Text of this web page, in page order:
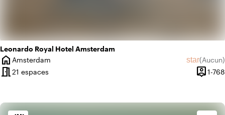
Leonardo Royal Hotel Amsterdam
home
Ville
Amsterdam star(Aucun)
Aucun
meeting_room21 espaces person_pin1-768